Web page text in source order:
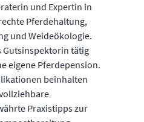
und Expertin in
Pferdehaltung,
und Weideökologie.
Gutsinspektorin tätig
eigene Pferdepension.
beinhalten
Praxistipps zur